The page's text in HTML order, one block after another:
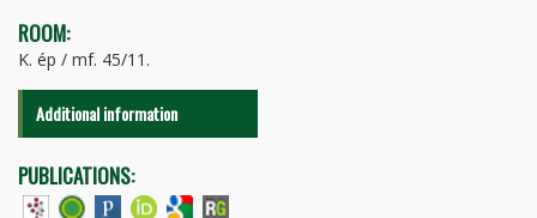
ROOM:
K. ép / mf. 45/11.
Additional information
PUBLICATIONS: